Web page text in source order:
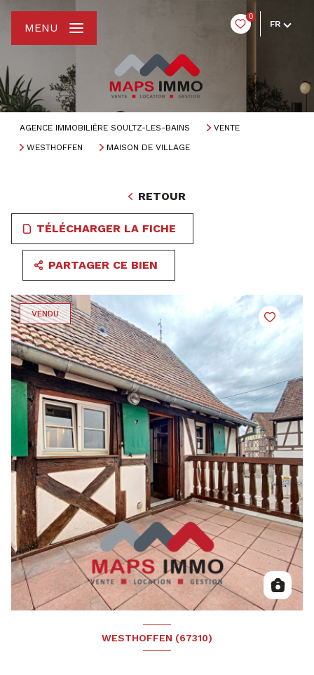
0
FR
MENU
AGENCE IMMOBILIÈRE SOULTZ-LES-BAINS
VENTE
WESTHOFFEN
MAISON DE VILLAGE
RETOUR
TÉLÉCHARGER LA FICHE
PARTAGER CE BIEN
VENDU
WESTHOFFEN (67310)